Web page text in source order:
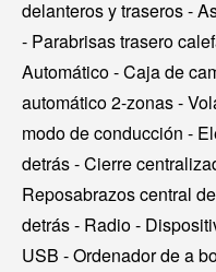
delanteros y traseros -
- Parabrisas trasero
Automático - Caja de
automático 2-zonas -
modo de conducción -
detrás - Cierre
Reposabrazos central
detrás - Radio -
USB - Ordenador de a